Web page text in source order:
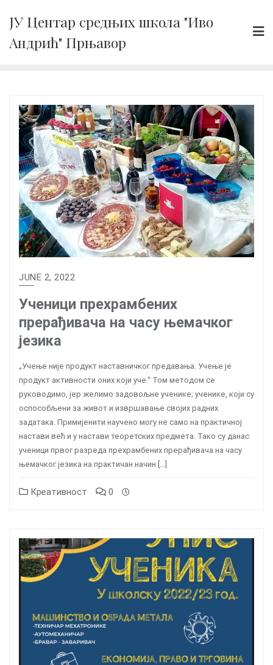
content
ЈУ Центар средњих школа "Иво
Андрић" Прњавор
JUNE 2, 2022
Ученици прехрамбених
прерађивача на часу њемачког
језика
„Учење није продукт наставничког предавања. Учење је
продукт активности оних који уче.“ Том методом се
руководимо, јер желимо задовољне ученике; ученике, који су
оспособљени за живот и извршавање својих радних
задатака. Примијенити научено могу не само на практичној
настави већ и у настави теоретских предмета. Тако су данас
ученици првог разреда прехрамбених прерађивача на часу
њемачког језика на практичан начин […]
Креативност 0